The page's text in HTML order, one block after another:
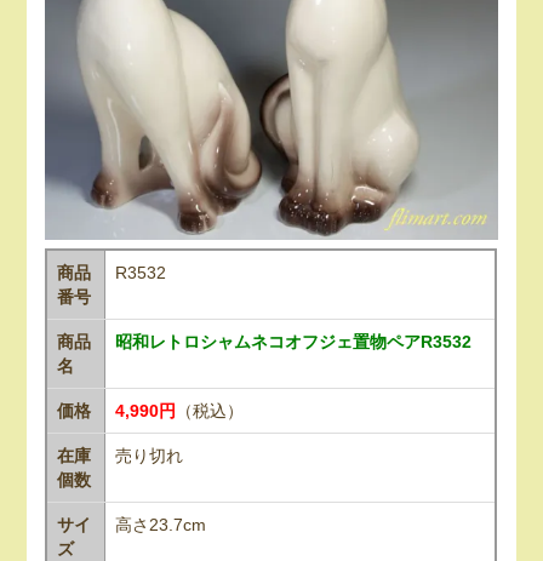
商品
番号
R3532
商品
名
昭和レトロシャムネコオフジェ置物ペアR3532
価格 4,990円 （税込）
在庫
個数
売り切れ
サイ
ズ
高さ23.7cm